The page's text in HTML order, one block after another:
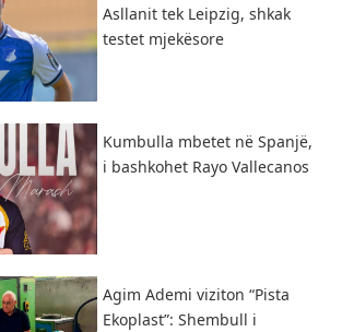
Asllanit tek Leipzig, shkak
testet mjekësore
Kumbulla mbetet në Spanjë,
i bashkohet Rayo Vallecanos
Agim Ademi viziton “Pista
Ekoplast”: Shembull i